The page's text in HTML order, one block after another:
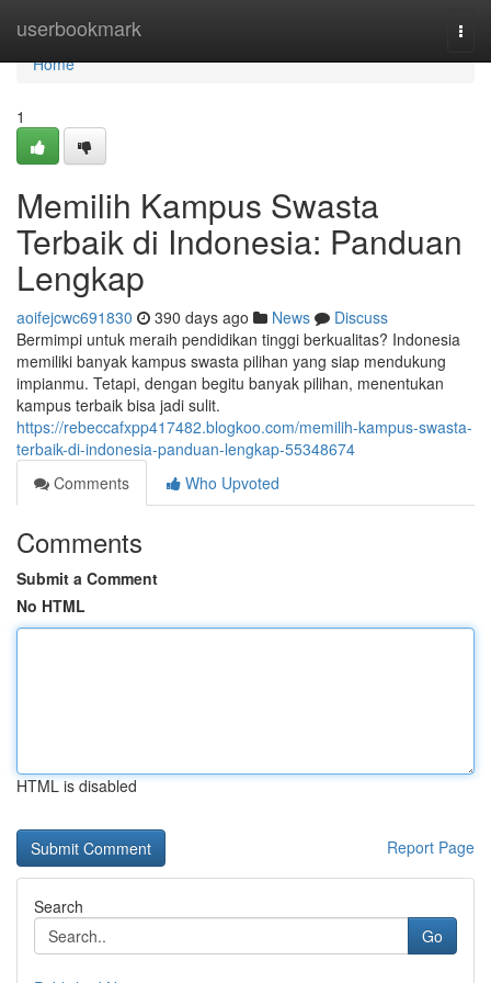
userbookmark
Home
Home
1
Memilih Kampus Swasta
Terbaik di Indonesia: Panduan
Lengkap
aoifejcwc691830 390 days ago News
Discuss
Bermimpi untuk meraih pendidikan tinggi berkualitas? Indonesia
memiliki banyak kampus swasta pilihan yang siap mendukung
impianmu. Tetapi, dengan begitu banyak pilihan, menentukan
kampus terbaik bisa jadi sulit.
https://rebeccafxpp417482.blogkoo.com/memilih-kampus-swasta-
terbaik-di-indonesia-panduan-lengkap-55348674
Comments
Who Upvoted
Comments
Submit a Comment
No HTML
HTML is disabled
Report Page
Search
Go